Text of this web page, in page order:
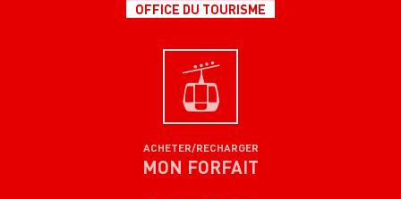
OFFICE DU TOURISME
ACHETER/RECHARGER
MON FORFAIT